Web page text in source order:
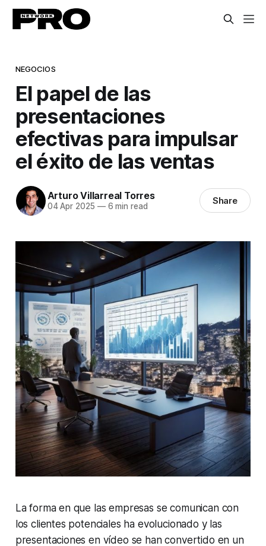
NEGOCIOS
El papel de las
presentaciones
efectivas para impulsar
el éxito de las ventas
Arturo Villarreal Torres
04 Apr 2025 —6 min read Share
La forma en que las empresas se comunican con
los clientes potenciales ha evolucionado y las
presentaciones en vídeo se han convertido en un